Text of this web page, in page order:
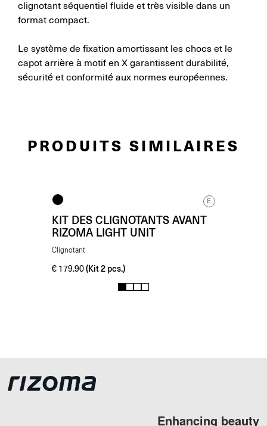
clignotant séquentiel fluide et très visible dans un
format compact.
Le système de fixation amortissant les chocs et le
capot arrière à motif en X garantissent durabilité,
sécurité et conformité aux normes européennes.
PRODUITS SIMILAIRES
E
KIT DES CLIGNOTANTS AVANT
RIZOMA LIGHT UNIT
Clignotant
€ 179.90 (Kit 2 pcs.)
1 2 3 4
Enhancing beauty